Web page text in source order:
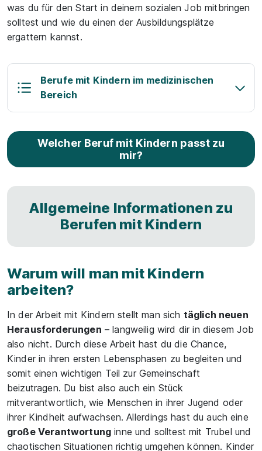
was du für den Start in deinem sozialen Job mitbringen
solltest und wie du einen der Ausbildungsplätze
ergattern kannst.
Berufe mit Kindern im medizinischen
Bereich
Welcher Beruf mit Kindern passt zu
mir?
Allgemeine Informationen zu
Berufen mit Kindern
Warum will man mit Kindern
arbeiten?
In der Arbeit mit Kindern stellt man sich täglich neuen
Herausforderungen – langweilig wird dir in diesem Job
also nicht. Durch diese Arbeit hast du die Chance,
Kinder in ihren ersten Lebensphasen zu begleiten und
somit einen wichtigen Teil zur Gemeinschaft
beizutragen. Du bist also auch ein Stück
mitverantwortlich, wie Menschen in ihrer Jugend oder
ihrer Kindheit aufwachsen. Allerdings hast du auch eine
große Verantwortung inne und solltest mit Trubel und
chaotischen Situationen richtig umgehen können. Kinder